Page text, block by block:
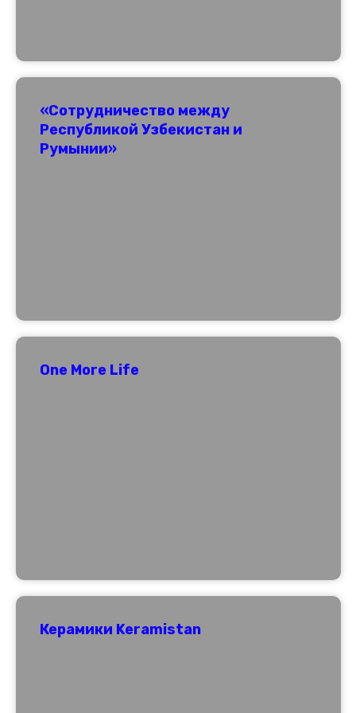
«Сотрудничество между
Республикой Узбекистан и
Румынии»
One More Life
Керамики Keramistan